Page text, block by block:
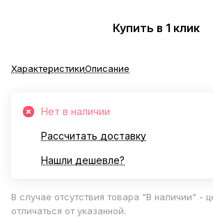
Купить в 1 клик
ХарактеристикиОписание
Нет в наличии
Рассчитать доставку
Нашли дешевле?
В случае отсутствия товара "В наличии" -
отличаться от указанной.